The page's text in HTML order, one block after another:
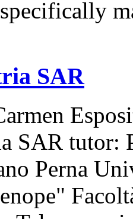
specifically
SAR
SAR tutor:
Perna